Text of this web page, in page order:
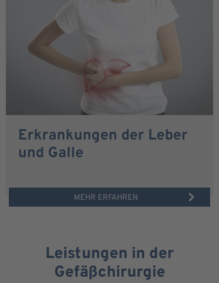
Erkrankungen der Leber
und Galle
MEHR ERFAHREN
Leistungen in der
Gefäßchirurgie